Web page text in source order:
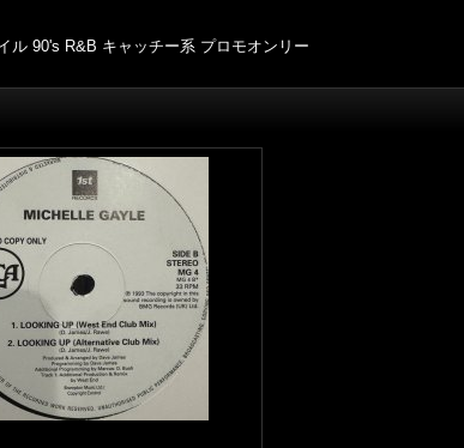
ル 90's R&B キャッチー系 プロモオンリー